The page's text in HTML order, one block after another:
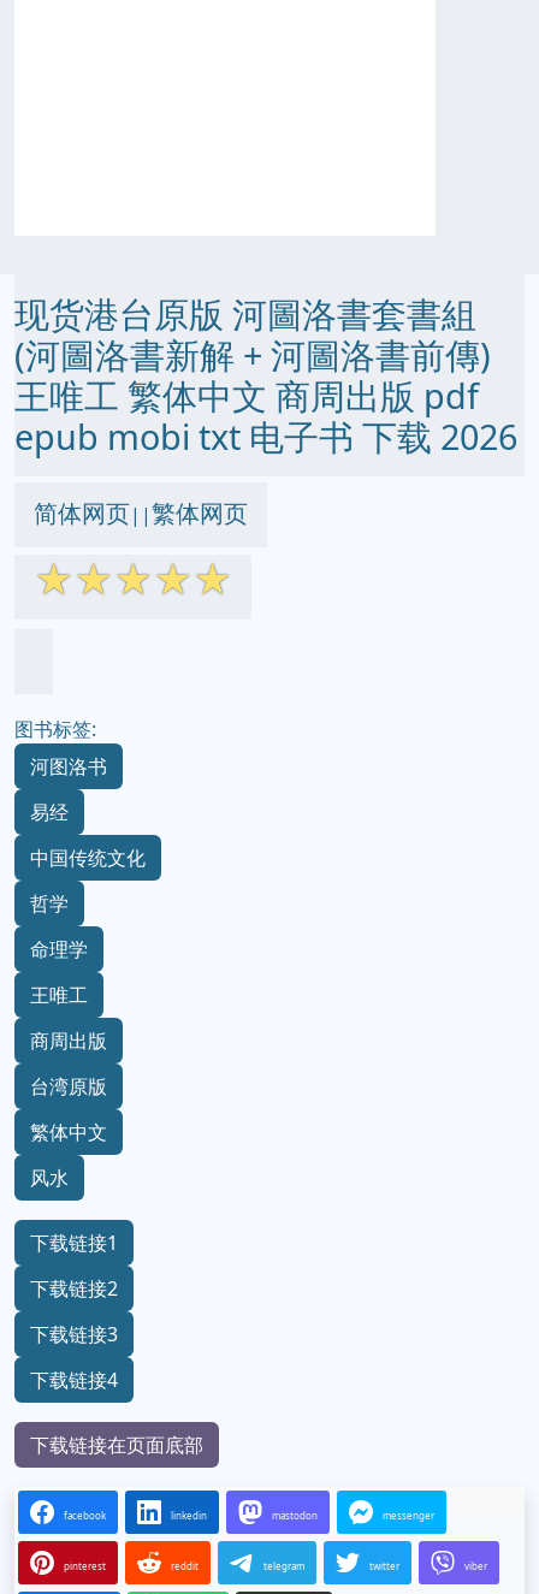
现货港台原版 河圖洛書套書組
(河圖洛書新解 + 河圖洛書前傳)
王唯工 繁体中文 商周出版 pdf
epub mobi txt 电子书 下载 2026
简体网页||繁体网页
☆☆☆☆☆
图书标签:
河图洛书
易经
中国传统文化
哲学
命理学
王唯工
商周出版
台湾原版
繁体中文
风水
下载链接1
下载链接2
下载链接3
下载链接4
下载链接在页面底部
facebook linkedin mastodon messenger
pinterest reddit telegram twitter viber